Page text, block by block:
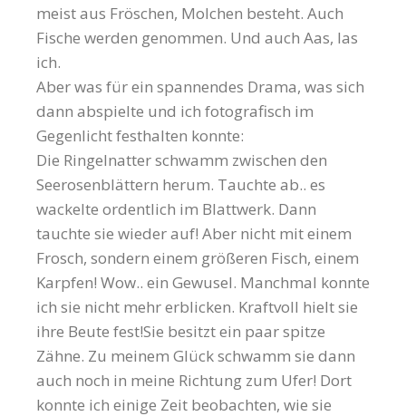
meist aus Fröschen, Molchen besteht. Auch
Fische werden genommen. Und auch Aas, las
ich.
Aber was für ein spannendes Drama, was sich
dann abspielte und ich fotografisch im
Gegenlicht festhalten konnte:
Die Ringelnatter schwamm zwischen den
Seerosenblättern herum. Tauchte ab.. es
wackelte ordentlich im Blattwerk. Dann
tauchte sie wieder auf! Aber nicht mit einem
Frosch, sondern einem größeren Fisch, einem
Karpfen! Wow.. ein Gewusel. Manchmal konnte
ich sie nicht mehr erblicken. Kraftvoll hielt sie
ihre Beute fest!Sie besitzt ein paar spitze
Zähne. Zu meinem Glück schwamm sie dann
auch noch in meine Richtung zum Ufer! Dort
konnte ich einige Zeit beobachten, wie sie